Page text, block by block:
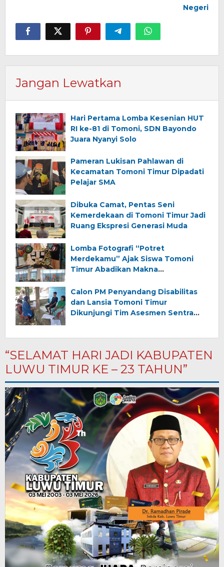
Negeri
Jangan Lewatkan
Hari Pertama Lomba Kesenian HUT
RI ke-81 di Tomoni, SDN Bayondo
Juara Nyanyi Solo
Pameran Lukisan Pahlawan di
Kecamatan Tomoni Timur Dipadati
Pelajar SMA
Dibuka Camat, Pentas Seni
Kemerdekaan di Tomoni Timur Jadi
Ruang Ekspresi Generasi Muda
Lomba Fotografi “Potret
Merdekamu” Ajak Siswa Tomoni
Timur Abadikan Makna
Calon PM Penyandang Disabilitas
dan Lansia Tomoni Timur
Dikunjungi Tim Asesmen Sentra
“SELAMAT HARI JADI KABUPATEN
LUWU TIMUR KE – 23 TAHUN”